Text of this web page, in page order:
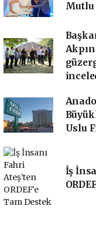
Mutlu
Uslu
İş